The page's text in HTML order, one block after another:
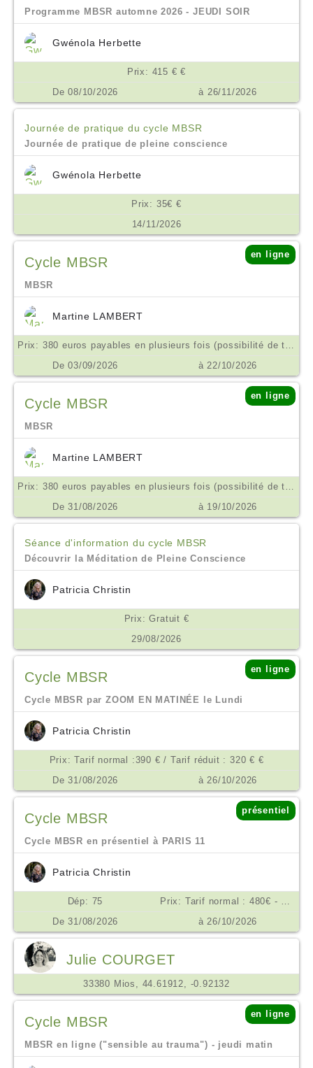
Programme MBSR automne 2026 - JEUDI SOIR
Gwénola Herbette
Prix: 415 € €
De 08/10/2026
à 26/11/2026
Journée de pratique du cycle MBSR
Journée de pratique de pleine conscience
Gwénola Herbette
Prix: 35€ €
14/11/2026
Cycle MBSR
en ligne
MBSR
Martine LAMBERT
Prix: 380 euros payables en plusieurs fois (possibilité de tarif aménagé ne pas hésiter à m'en parler) €
De 03/09/2026
à 22/10/2026
Cycle MBSR
en ligne
MBSR
Martine LAMBERT
Prix: 380 euros payables en plusieurs fois (possibilité de tarif aménagé ne pas hésiter à m'en parler) €
De 31/08/2026
à 19/10/2026
Séance d'information du cycle MBSR
Découvrir la Méditation de Pleine Conscience
Patricia Christin
Prix: Gratuit €
29/08/2026
Cycle MBSR
en ligne
Cycle MBSR par ZOOM EN MATINÉE le Lundi
Patricia Christin
Prix: Tarif normal :390 € / Tarif réduit : 320 € €
De 31/08/2026
à 26/10/2026
Cycle MBSR
présentiel
Cycle MBSR en présentiel à PARIS 11
Patricia Christin
Dép: 75
Prix: Tarif normal : 480€ - Tarif réduit : 390 € €
De 31/08/2026
à 26/10/2026
Julie COURGET
33380 Mios, 44.61912, -0.92132
Cycle MBSR
en ligne
MBSR en ligne ("sensible au trauma") - jeudi matin